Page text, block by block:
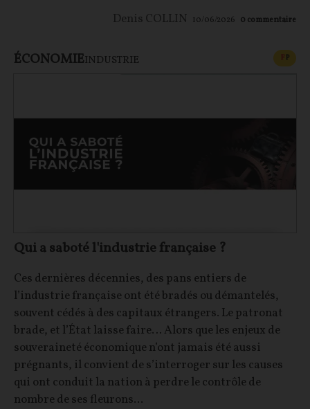
Denis COLLIN 10/06/2026 0 commentaire
ÉCONOMIEINDUSTRIE FP
Qui a saboté l'industrie française ?
Ces dernières décennies, des pans entiers de
l’industrie française ont été bradés ou démantelés,
souvent cédés à des capitaux étrangers. Le patronat
brade, et l’État laisse faire… Alors que les enjeux de
souveraineté économique n’ont jamais été aussi
prégnants, il convient de s’interroger sur les causes
qui ont conduit la nation à perdre le contrôle de
nombre de ses fleurons...